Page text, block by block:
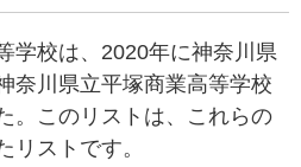
学校は、2020年に神奈川県
奈川県立平塚商業高等学校
。このリストは、これらの
リストです。